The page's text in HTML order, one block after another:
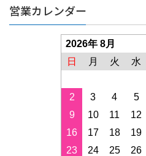
営業カレンダー
2026年 8月
日
月 火 水
2
3 4 5
9
10 11 12
16
17 18 19
23
24 25 26